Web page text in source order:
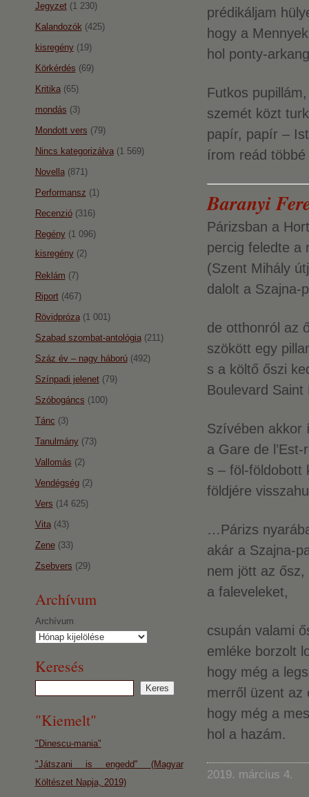
prédikáljam
hogy a
hol ponty-
Futkos
szemét közt
papír, papír –
írom reád többé
Baranyi
Párizsban a
percig feledte a
(Szent Mihály
dalolt a Szajna-
de otthonról az
szökött egy
s a költő őszi
Boulevard Saint
Szívében akkor
a Gare de
s – föl-földobott
földjére
…Párizs
akár a Szajna-
nem jött az
a faleveleket,
csupán valami
emléke borzolt
hogy még a
merről üzent az
hogy még a
hol a hazám.
2019. március 4.
Jegyzet(1 230)
Kalandozók (425)
kisregény(19)
Körkérdés (69)
Kritika(65)
mondás (3)
Mondott vers (79)
Nincs kategorizálva(1 569)
Novella(871)
Performansz (1)
Recenzió(316)
Regény(1 096)
kisregény(2)
Reklám (7)
Riport(467)
Rövidpróza(1 001)
Szabad szombat-antológia(211)
Száz év – nagy háború(492)
Színpadi jelenet(79)
Szóbogáncs (100)
Tánc (3)
Tanulmány(73)
Vallomás (2)
Vendégség(2)
Vers (14 625)
Vita(43)
Zene(33)
Zsebvers (29)
Archívum
Archívum
Keresés
"Kiemelt"
"Dinescu-mania"
"Játszani is engedd" (Magyar
Költészet Napja, 2019)